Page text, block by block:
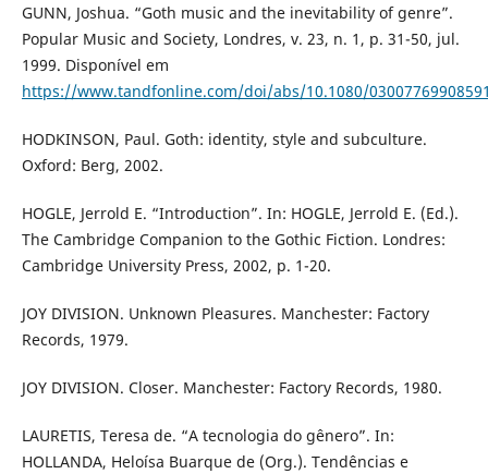
GUNN, Joshua. “Goth music and the inevitability of genre”.
Popular Music and Society, Londres, v. 23, n. 1, p. 31-50, jul.
1999. Disponível em
https://www.tandfonline.com/doi/abs/10.1080/
HODKINSON, Paul. Goth: identity, style and subculture.
Oxford: Berg, 2002.
HOGLE, Jerrold E. “Introduction”. In: HOGLE, Jerrold E. (Ed.).
The Cambridge Companion to the Gothic Fiction. Londres:
Cambridge University Press, 2002, p. 1-20.
JOY DIVISION. Unknown Pleasures. Manchester: Factory
Records, 1979.
JOY DIVISION. Closer. Manchester: Factory Records, 1980.
LAURETIS, Teresa de. “A tecnologia do gênero”. In:
HOLLANDA, Heloísa Buarque de (Org.). Tendências e